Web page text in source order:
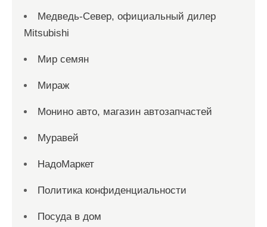
Медведь-Север, официальный дилер
Mitsubishi
Мир семян
Мираж
Монино авто, магазин автозапчастей
Муравей
НадоМаркет
Политика конфиденциальности
Посуда в дом